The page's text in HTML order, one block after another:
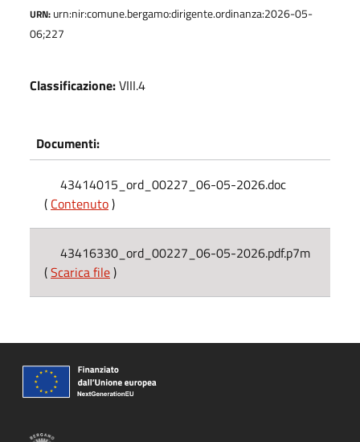
URN: urn:nir:comune.bergamo:dirigente.ordinanza:2026-05-
06;227
Classificazione:VIII.4
Documenti:
43414015_ord_00227_06-05-2026.doc
( Contenuto)
43416330_ord_00227_06-05-2026.pdf.p7m
(Scarica file)